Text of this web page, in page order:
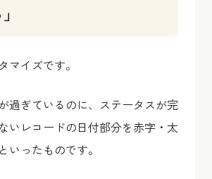
マイズです。
過ぎているのに、ステータスが完
いレコードの日付部分を赤字・太
いったものです。